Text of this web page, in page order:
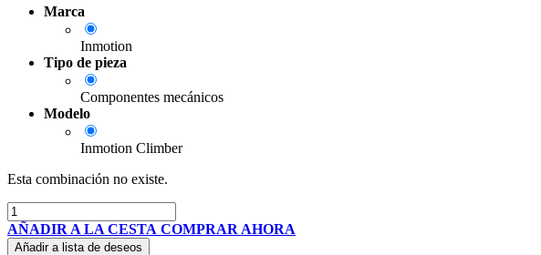
Marca
Inmotion
Tipo de pieza
Componentes mecánicos
Modelo
Inmotion Climber
Esta combinación no existe.
AÑADIR A LA CESTA COMPRAR AHORA
Añadir a lista de deseos